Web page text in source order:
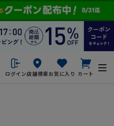
ログイン店舗検索お気に入り カート